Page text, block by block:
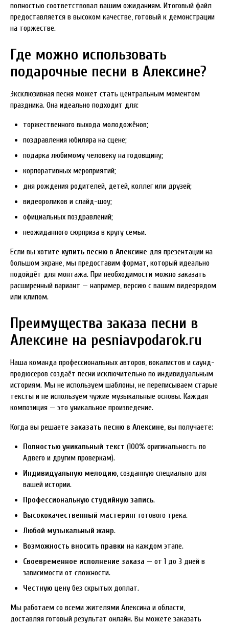
полностью соответствовал вашим ожиданиям. Итоговый файл
предоставляется в высоком качестве, готовый к демонстрации
на торжестве.
Где можно использовать
подарочные песни в Алексине?
Эксклюзивная песня может стать центральным моментом
праздника. Она идеально подходит для:
торжественного выхода молодожёнов;
поздравления юбиляра на сцене;
подарка любимому человеку на годовщину;
корпоративных мероприятий;
дня рождения родителей, детей, коллег или друзей;
видеороликов и слайд-шоу;
официальных поздравлений;
неожиданного сюрприза в кругу семьи.
Если вы хотите купить песню в Алексине для презентации на
большом экране, мы предоставим формат, который идеально
подойдёт для монтажа. При необходимости можно заказать
расширенный вариант — например, версию с вашим видеорядом
или клипом.
Преимущества заказа песни в
Алексине на pesniavpodarok.ru
Наша команда профессиональных авторов, вокалистов и саунд-
продюсеров создаёт песни исключительно по индивидуальным
историям. Мы не используем шаблоны, не переписываем старые
тексты и не используем чужие музыкальные основы. Каждая
композиция — это уникальное произведение.
Когда вы решаете заказать песню в Алексине, вы получаете:
Полностью уникальный текст (100% оригинальность по
Адвего и другим проверкам).
Индивидуальную мелодию, созданную специально для
вашей истории.
Профессиональную студийную запись.
Высококачественный мастеринг готового трека.
Любой музыкальный жанр.
Возможность вносить правки на каждом этапе.
Своевременное исполнение заказа — от 1 до 3 дней в
зависимости от сложности.
Честную цену без скрытых доплат.
Мы работаем со всеми жителями Алексина и области,
доставляя готовый результат онлайн. Вы можете заказать